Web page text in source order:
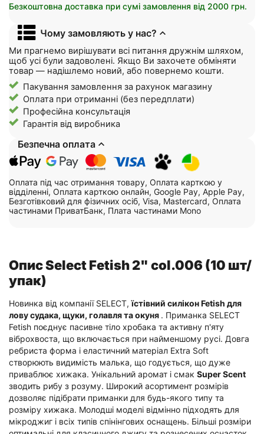
Безкоштовна доставка при сумі замовлення від 2000 грн.
Чому замовляють у нас?
Ми прагнемо вирішувати всі питання дружнім шляхом,
щоб усі були задоволені. Якщо Ви захочете обміняти
товар — надішлемо новий, або повернемо кошти.
Пакування замовлення за рахунок магазину
Оплата при отриманні (без передплати)
Професійна консультація
Гарантія від виробника
Безпечна оплата
Оплата під час отримання товару, Оплата карткою у
відділенні, Оплата карткою онлайн, Google Pay, Apple Pay,
Безготівковий для фізичних осіб, Visa, Mastercard, Оплата
частинами ПриватБанк, Плата частинами Mono
Опис Select Fetish 2" col.006 (10 шт/
упак)
Новинка від компанії SELECT,їстівний силікон Fetish для
лову судака, щуки, голавля та окуня . Приманка SELECT
Fetish поєднує пасивне тіло хробака та активну п'яту
віброхвоста, що включається при найменшому русі. Довга
ребриста форма і еластичний матеріал Extra Soft
створюють видимість малька, що годується, що дуже
приваблює хижака. Унікальний аромат і смак Super Scent
зводить рибу з розуму. Широкий асортимент розмірів
дозволяє підібрати приманки для будь-якого типу та
розміру хижака. Молодші моделі відмінно підходять для
мікроджиг і всіх типів спінінгових оснащень. Більші розміри